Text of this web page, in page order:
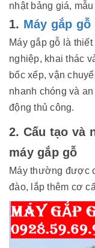
nhật bảng giá,
1. Máy gắp gỗ
Máy gắp gỗ là
nghiệp, khai thác
bốc xếp, vận
nhanh chóng và
động thủ công.
2. Cấu tạo và
máy gắp gỗ
Máy thường được
đào, lắp thêm cơ